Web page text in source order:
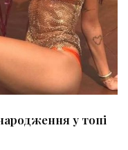
у топі